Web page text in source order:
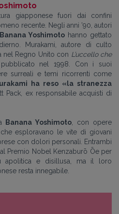
giapponese fuori dai confini
recente. Negli anni ’90, autori
Banana Yoshimoto hanno gettato
Murakami, autore di culto
nel Regno Unito con L’uccello che
nel 1998. Con i suoi
surreali e temi ricorrenti come
ha reso «la stranezza
Pack, ex responsabile acquisti di
Banana Yoshimoto , con opere
esploravano le vite di giovani
con dolori personali. Entrambi
Premio Nobel Kenzaburō Ōe per
apolitica e disillusa, ma il loro
resta innegabile.